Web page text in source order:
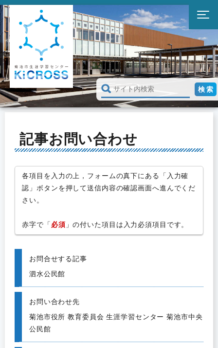
記事お問い合わせ
各項目を入力の上，フォームの真下にある「入力確
認」ボタンを押して送信内容の確認画面へ進んでくだ
さい。
赤字で「 必須 」の付いた項目は入力必須項目です。
お問合せする記事
泗水公民館
お問い合わせ先
菊池市役所 教育委員会 生涯学習センター 菊池市中央
公民館